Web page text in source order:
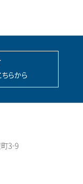
らから
3-9